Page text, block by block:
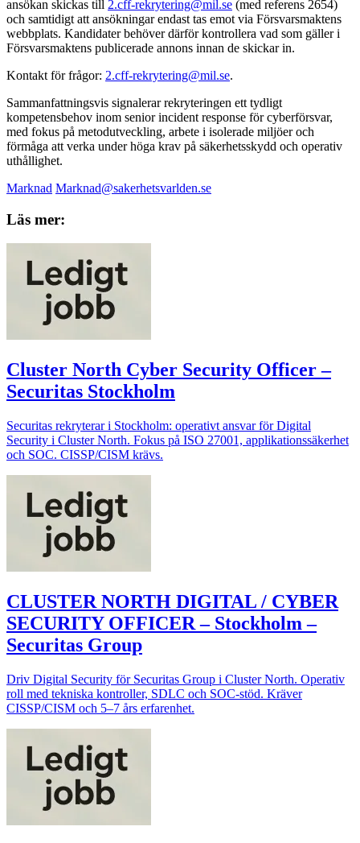
ansökan skickas till 2.cff-rekrytering@mil.se (med referens 2654)
och samtidigt att ansökningar endast tas emot via Försvarsmaktens
webbplats. Kandidater behöver därför kontrollera vad som gäller i
Försvarsmaktens publicerade annons innan de skickar in.
Kontakt för frågor: 2.cff-rekrytering@mil.se.
Sammanfattningsvis signalerar rekryteringen ett tydligt
kompetensbehov inom senior incident response för cyberförsvar,
med fokus på metodutveckling, arbete i isolerade miljöer och
förmåga att verka under höga krav på säkerhetsskydd och operativ
uthållighet.
Marknad Marknad@sakerhetsvarlden.se
Läs mer:
Cluster North Cyber Security Officer –
Securitas Stockholm
Securitas rekryterar i Stockholm: operativt ansvar för Digital
Security i Cluster North. Fokus på ISO 27001, applikationssäkerhet
och SOC. CISSP/CISM krävs.
CLUSTER NORTH DIGITAL / CYBER
SECURITY OFFICER – Stockholm –
Securitas Group
Driv Digital Security för Securitas Group i Cluster North. Operativ
roll med tekniska kontroller, SDLC och SOC-stöd. Kräver
CISSP/CISM och 5–7 års erfarenhet.